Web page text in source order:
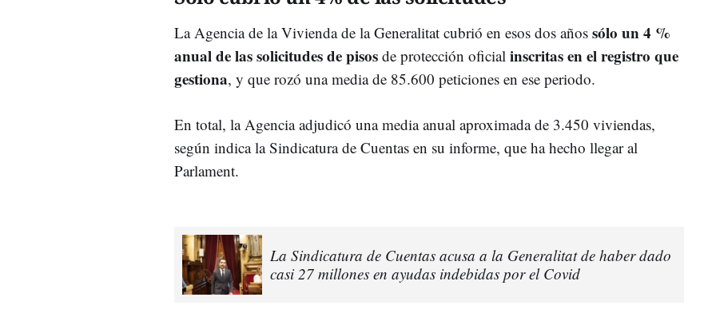
La Agencia de la Vivienda de la Generalitat cubrió en esos dos años sólo un 4 %
anual de las solicitudes de pisos de protección oficial inscritas en el registro que
gestiona, y que rozó una media de 85.600 peticiones en ese periodo.
En total, la Agencia adjudicó una media anual aproximada de 3.450 viviendas,
según indica la Sindicatura de Cuentas en su informe, que ha hecho llegar al
Parlament.
La Sindicatura de Cuentas acusa a la Generalitat de haber dado
casi 27 millones en ayudas indebidas por el Covid